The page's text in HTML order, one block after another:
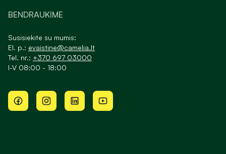
BENDRAUKIME
Susisiekite su mumis:
El. p.: evaistine@camelia.lt
Tel. nr.: +370 697 03000
I-V 08:00 - 18:00